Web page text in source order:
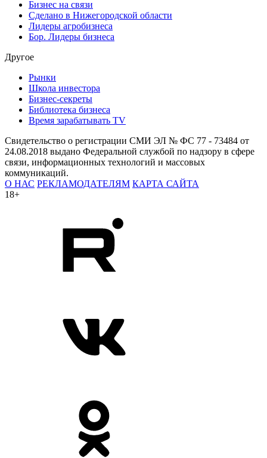
Бизнес на связи
Сделано в Нижегородской области
Лидеры агробизнеса
Бор. Лидеры бизнеса
Другое
Рынки
Школа инвестора
Бизнес-секреты
Библиотека бизнеса
Время зарабатывать TV
Свидетельство о регистрации СМИ ЭЛ № ФС 77 - 73484 от
24.08.2018 выдано Федеральной службой по надзору в сфере
связи, информационных технологий и массовых
коммуникаций.
О НАС РЕКЛАМОДАТЕЛЯМ КАРТА САЙТА
18+